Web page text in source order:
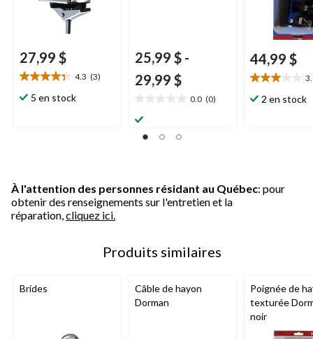
27,99 $
4.3 (3)
4.3
étoile(s)
5 en stock
25,99 $ -
29,99 $
0.0 (0)
étoile(s)
sur
44,99 $
3.0
étoile(s)
2 en stock
À l'attention des personnes résidant au Québec: pour
obtenir des renseignements sur l'entretien et la
réparation, cliquez ici.
Produits similaires
Brides
Câble de hayon
Dorman
Poignée de
texturée
noir